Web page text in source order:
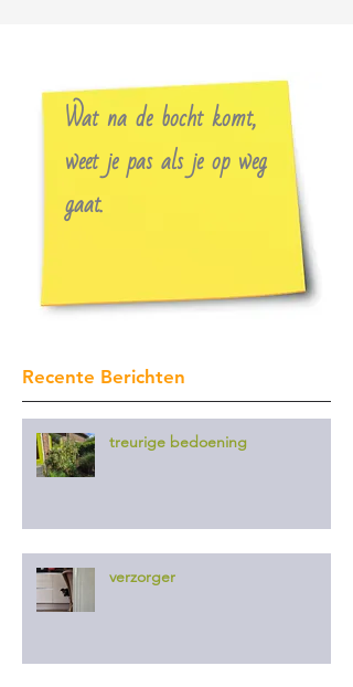
Wat na de bocht komt,
weet je pas als je op weg
gaat.
Recente Berichten
treurige bedoening
verzorger